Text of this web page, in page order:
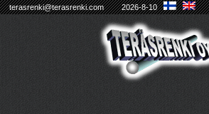
terasrenki@terasrenki.com 2026-8-10